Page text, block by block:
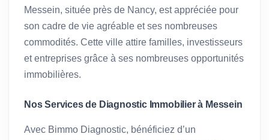
Messein, située près de Nancy, est appréciée pour
son cadre de vie agréable et ses nombreuses
commodités. Cette ville attire familles, investisseurs
et entreprises grâce à ses nombreuses opportunités
immobilières.
Nos Services de Diagnostic Immobilier à Messein
Avec Bimmo Diagnostic, bénéficiez d’un